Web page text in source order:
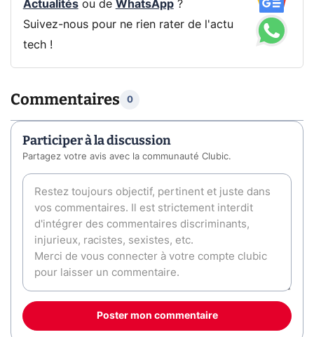
Actualitésou de WhatsApp?
Suivez-nous pour ne rien rater de l'actu
tech !
Commentaires 0
Participer à la discussion
Partagez votre avis avec la communauté Clubic.
Poster mon commentaire